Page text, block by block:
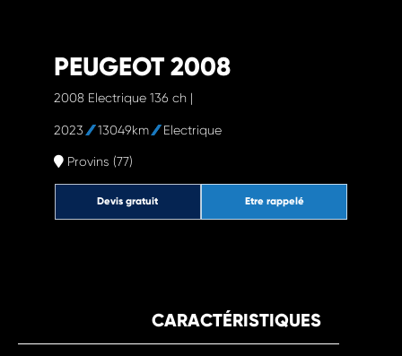
PEUGEOT 2008
2008 Electrique 136 ch |
2023 13049km Electrique
Provins (77)
Etre rappelé
Devis gratuit
CARACTÉRISTIQUES